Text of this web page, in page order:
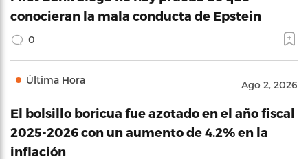
conocieran la mala conducta de Epstein
0
Última Hora Ago 2, 2026
El bolsillo boricua fue azotado en el año fiscal
2025-2026 con un aumento de 4.2% en la
inflación